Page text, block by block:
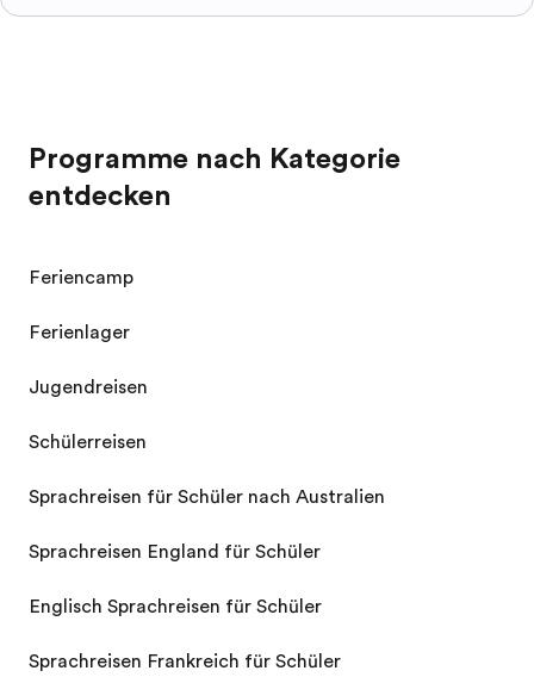
Programme nach Kategorie
entdecken
Feriencamp
Ferienlager
Jugendreisen
Schülerreisen
Sprachreisen für Schüler nach Australien
Sprachreisen England für Schüler
Englisch Sprachreisen für Schüler
Sprachreisen Frankreich für Schüler